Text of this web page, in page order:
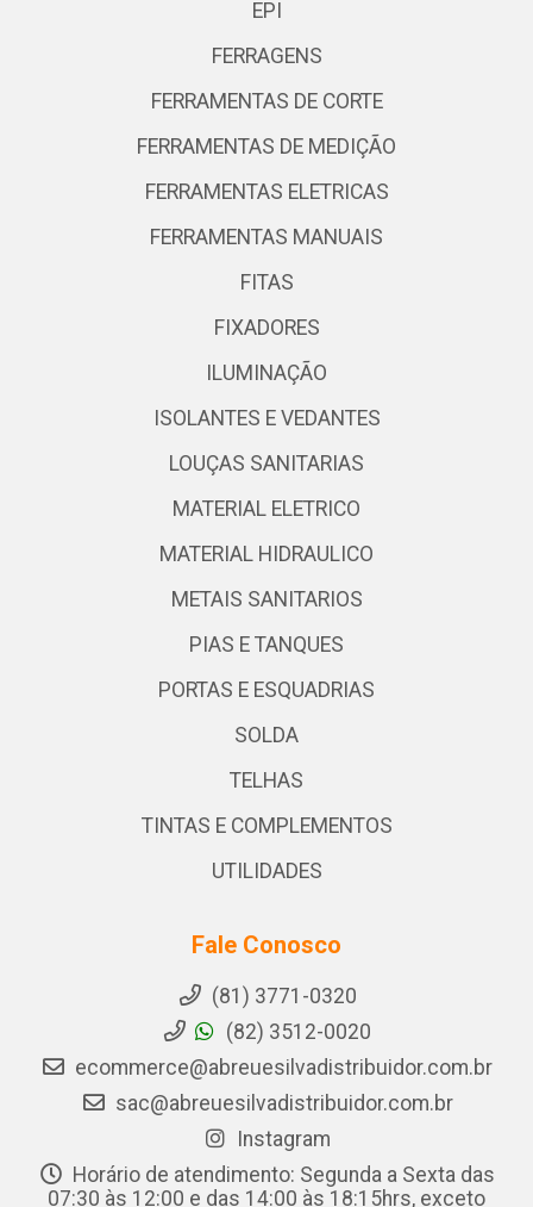
EPI
FERRAGENS
FERRAMENTAS DE CORTE
FERRAMENTAS DE MEDIÇÃO
FERRAMENTAS ELETRICAS
FERRAMENTAS MANUAIS
FITAS
FIXADORES
ILUMINAÇÃO
ISOLANTES E VEDANTES
LOUÇAS SANITARIAS
MATERIAL ELETRICO
MATERIAL HIDRAULICO
METAIS SANITARIOS
PIAS E TANQUES
PORTAS E ESQUADRIAS
SOLDA
TELHAS
TINTAS E COMPLEMENTOS
UTILIDADES
Fale Conosco
(81) 3771-0320
(82) 3512-0020
ecommerce@abreuesilvadistribuidor.com.br
sac@abreuesilvadistribuidor.com.br
Instagram
Horário de atendimento: Segunda a Sexta das
07:30 às 12:00 e das 14:00 às 18:15hrs, exceto